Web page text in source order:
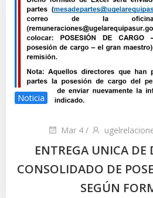
Noticia
Mar 4 /
ENTREGA UNICA
CONSOLIDADO DE
SEGÚN